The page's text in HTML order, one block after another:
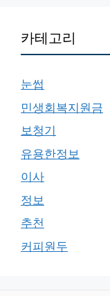
카테고리
눈썹
민생회복지원금
보청기
유용한정보
이사
정보
추천
커피원두